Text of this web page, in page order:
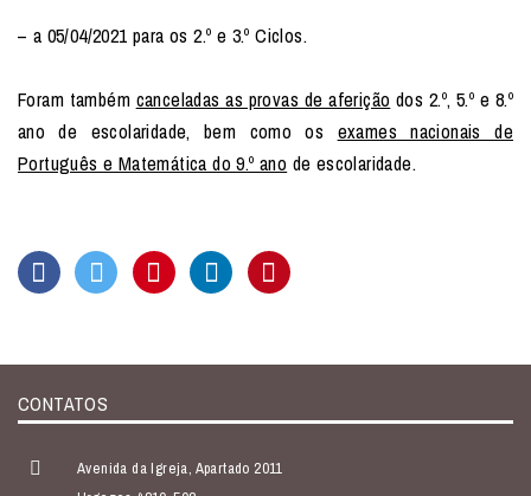
– a 05/04/2021 para os 2.º e 3.º Ciclos.
Foram também canceladas as provas de aferição dos 2.º, 5.º e 8.º
ano de escolaridade, bem como os exames nacionais de
Português e Matemática do 9.º ano de escolaridade.
CONTATOS
Avenida da Igreja, Apartado 2011